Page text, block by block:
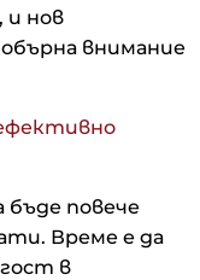
и нов
внимание
бъде повече
Време е да
в